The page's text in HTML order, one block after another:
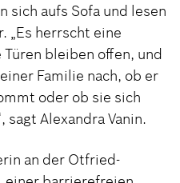
sich aufs Sofa und lesen
„Es herrscht eine
bleiben offen, und
Familie nach, ob er
oder ob sie sich
Alexandra Vanin.
an der Otfried-